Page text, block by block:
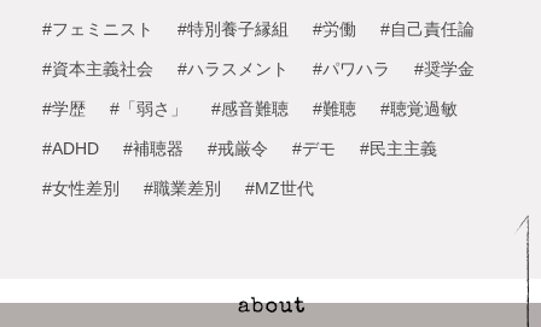
#フェミニスト #特別養子縁組 #労働 #自己責任論
#資本主義社会 #ハラスメント #パワハラ #奨学金
#学歴 #「弱さ」 #感音難聴 #難聴 #聴覚過敏
#ADHD #補聴器 #戒厳令 #デモ #民主主義
#女性差別 #職業差別 #MZ世代